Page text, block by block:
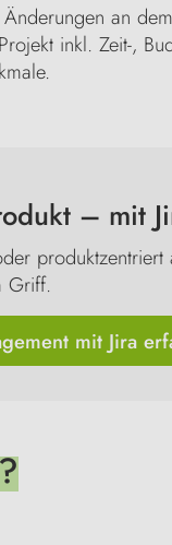
an
inkl. Zeit-,
– mit
Griff.
mit Jira